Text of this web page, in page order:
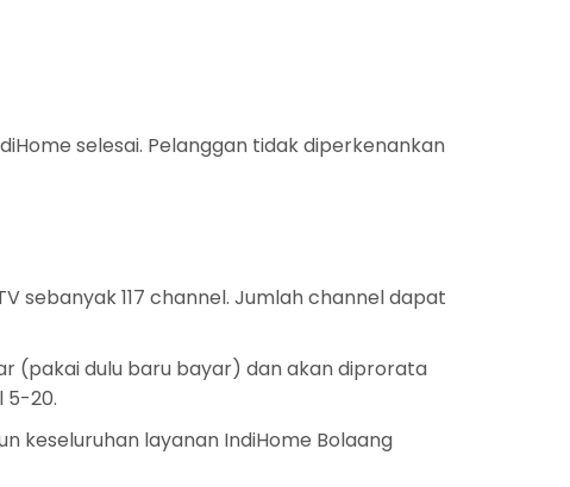
selesai. Pelanggan tidak diperkenankan
sebanyak 117 channel. Jumlah channel dapat
(pakai dulu baru bayar) dan akan diprorata
5-20.
keseluruhan layanan IndiHome Bolaang